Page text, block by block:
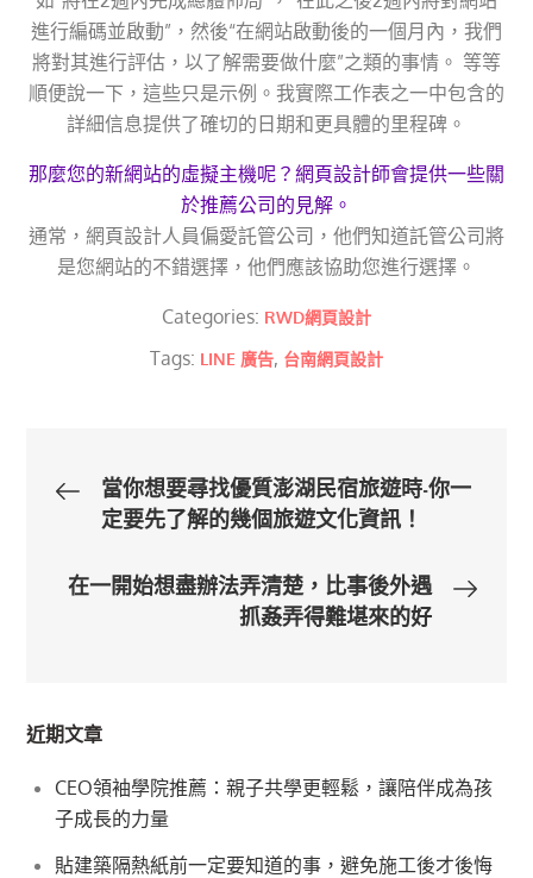
進行編碼並啟動”，然後“在網站啟動後的一個月內，我們
將對其進行評估，以了解需要做什麼”之類的事情。 等等
順便說一下，這些只是示例。我實際工作表之一中包含的
詳細信息提供了確切的日期和更具體的里程碑。
那麼您的新網站的虛擬主機呢？網頁設計師會提供一些關
於推薦公司的見解。
通常，網頁設計人員偏愛託管公司，他們知道託管公司將
是您網站的不錯選擇，他們應該協助您進行選擇。
Categories: RWD網頁設計
Tags: LINE 廣告, 台南網頁設計
文當你想要尋找優質澎湖民宿旅遊時-你一
定要先了解的幾個旅遊文化資訊！
在一開始想盡辦法弄清楚，比事後外遇
抓姦弄得難堪來的好
近期文章
CEO領袖學院推薦：親子共學更輕鬆，讓陪伴成為孩
子成長的力量
貼建築隔熱紙前一定要知道的事，避免施工後才後悔